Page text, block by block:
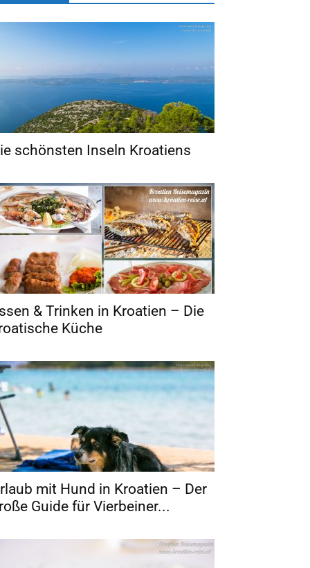
schönsten Inseln Kroatiens
& Trinken in Kroatien – Die
Küche
mit Hund in Kroatien – Der
Guide für Vierbeiner...